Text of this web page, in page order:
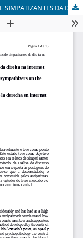
PETISMO E ANTIPETISMO EM RELATOS DE SIMPATIZANTES DA DIREITA NA INTERNET